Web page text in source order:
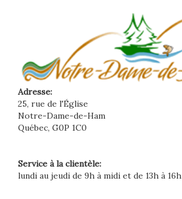
Adresse:
25, rue de l'Église
Notre-Dame-de-Ham
Québec, G0P 1C0
Service à la clientèle:
lundi au jeudi de 9h à midi et de 13h à 16h